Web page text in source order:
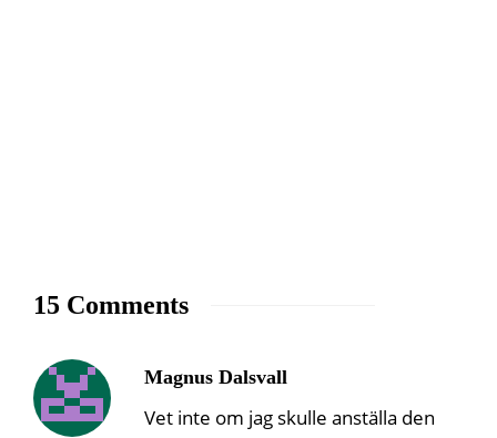
15 Comments
Magnus Dalsvall
Vet inte om jag skulle anställa den